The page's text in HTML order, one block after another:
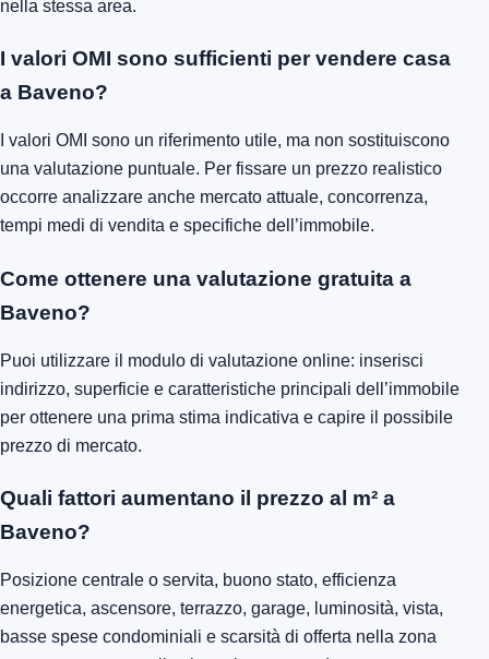
nella stessa area.
I valori OMI sono sufficienti per vendere casa
a Baveno?
I valori OMI sono un riferimento utile, ma non sostituiscono
una valutazione puntuale. Per fissare un prezzo realistico
occorre analizzare anche mercato attuale, concorrenza,
tempi medi di vendita e specifiche dell’immobile.
Come ottenere una valutazione gratuita a
Baveno?
Puoi utilizzare il modulo di valutazione online: inserisci
indirizzo, superficie e caratteristiche principali dell’immobile
per ottenere una prima stima indicativa e capire il possibile
prezzo di mercato.
Quali fattori aumentano il prezzo al m² a
Baveno?
Posizione centrale o servita, buono stato, efficienza
energetica, ascensore, terrazzo, garage, luminosità, vista,
basse spese condominiali e scarsità di offerta nella zona